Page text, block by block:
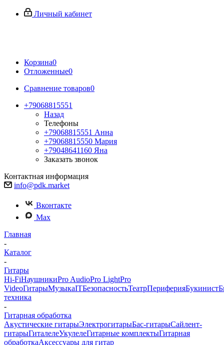
Личный кабинет
Корзина0
Отложенные0
Сравнение товаров0
+79068815551
Назад
Телефоны
+79068815551 Анна
+79068815550 Мария
+79048641160 Яна
Заказать звонок
Контактная информация
info@pdk.market
Вконтакте
Max
Главная
-
Каталог
-
Гитары
Hi-FiНаушникиPro AudioPro LightPro
VideoГитарыМузыкаITБезопасностьТеатрПериферияБукинист
техника
-
Гитарная обработка
Акустические гитарыЭлектрогитарыБас-гитарыСайлент-
гитарыГиталелеУкулелеГитарные комплектыГитарная
обработкаАксессуары для гитар